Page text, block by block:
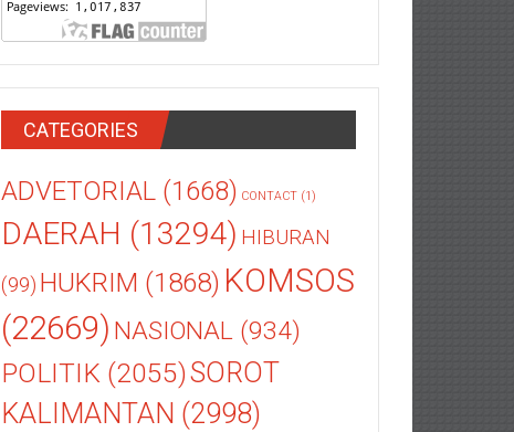
CATEGORIES
ADVETORIAL (1668) CONTACT (1)
DAERAH (13294) HIBURAN
(99) HUKRIM (1868) KOMSOS
(22669) NASIONAL (934)
POLITIK (2055)SOROT
KALIMANTAN (2998)